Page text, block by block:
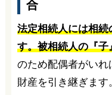
合
法定相続人には相
す。被相続人の『
のため配偶者がい
財産を引き継ぎます